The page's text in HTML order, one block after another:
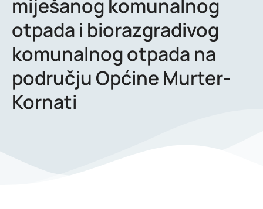
miješanog komunalnog
otpada i biorazgradivog
komunalnog otpada na
području Općine Murter-
Kornati